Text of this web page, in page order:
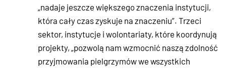
„nadaje jeszcze większego znaczenia instytucji,
która cały czas zyskuje na znaczeniu”. Trzeci
sektor, instytucje i wolontariaty, które koordynują
projekty, „pozwolą nam wzmocnić naszą zdolność
przyjmowania pielgrzymów we wszystkich